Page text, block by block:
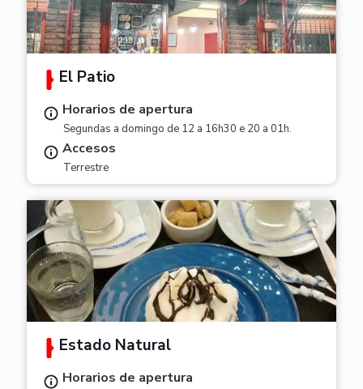
El Patio
Horarios de apertura
Segundas a domingo de 12 a 16h30 e 20 a 01h.
Accesos
Terrestre
Estado Natural
Horarios de apertura